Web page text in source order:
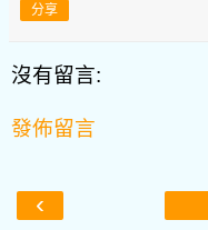
分享
沒有留言:
發佈留言
‹